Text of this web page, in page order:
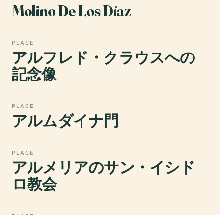
Molino De Los Díaz
PLACE
アルフレド・クラウスへの
記念像
PLACE
アルムダイナ門
PLACE
アルメリアのサン・イシド
ロ教会